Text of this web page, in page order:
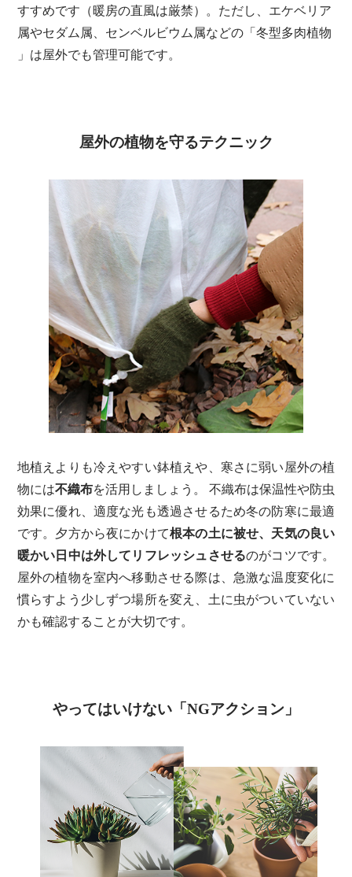
すすめです（暖房の直風は厳禁）。ただし、エケベリア
属やセダム属、センベルビウム属などの「冬型多肉植物
」は屋外でも管理可能です。
屋外の植物を守るテクニック
地植えよりも冷えやすい鉢植えや、寒さに弱い屋外の植
物には不織布を活用しましょう。 不織布は保温性や防虫
効果に優れ、適度な光も透過させるため冬の防寒に最適
です。夕方から夜にかけて根本の土に被せ、天気の良い
暖かい日中は外してリフレッシュさせるのがコツです。
屋外の植物を室内へ移動させる際は、急激な温度変化に
慣らすよう少しずつ場所を変え、土に虫がついていない
かも確認することが大切です。
やってはいけない「NGアクション」